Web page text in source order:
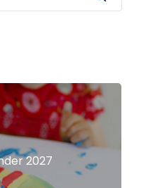
2027